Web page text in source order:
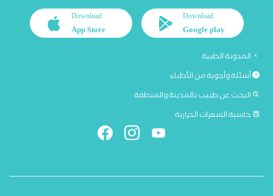
Download
Google play
Download
App Store
المدونة الطبية
أسئلة وأجوبة من الأطباء
البحث عن طبيب بالمدينة والمنطقة
حاسبة السعرات الحرارية